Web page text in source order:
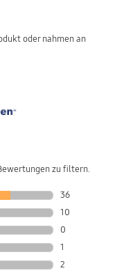
oder nahmen an